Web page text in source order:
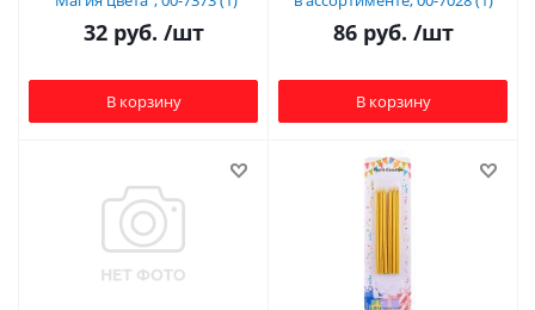
32руб. /шт
В корзину
86руб. /шт
В корзину